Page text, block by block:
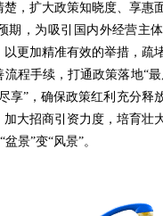
，扩大政策知晓度、享惠
期，为吸引国内外经营主
更加精准有效的举措，疏
程手续，打通政策落地“
享”，确保政策红利充分释
大招商引资力度，培育壮
景”变“风景”。